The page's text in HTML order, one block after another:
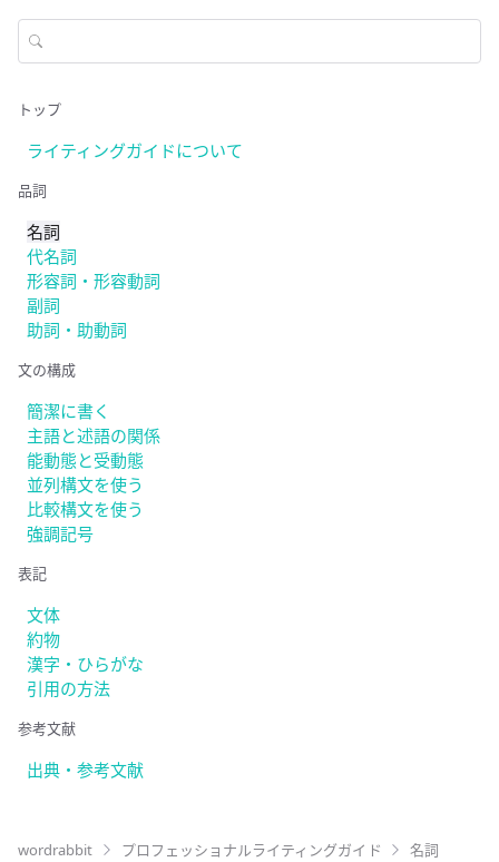
トップ
ライティングガイドについて
品詞
名詞
代名詞
形容詞・形容動詞
副詞
助詞・助動詞
文の構成
簡潔に書く
主語と述語の関係
能動態と受動態
並列構文を使う
比較構文を使う
強調記号
表記
文体
約物
漢字・ひらがな
引用の方法
参考文献
出典・参考文献
wordrabbit プロフェッショナルライティングガイド 名詞